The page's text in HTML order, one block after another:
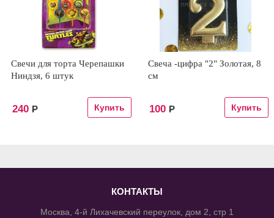
Свечи для торта Черепашки
Ниндзя, 6 штук
240 Р
Свеча -цифра "2" Золотая, 8
см
100 Р
КОНТАКТЫ
Москва, 4-й Лихачевский переулок, дом 2, стр 1